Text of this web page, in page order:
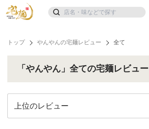
トップ やんやんの宅麺レビュー 全て
「やんやん」全ての宅麺レビュー